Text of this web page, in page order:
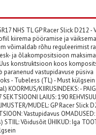
NHS TL GP Racer Slick D212
kiirema pööramise ja
võimaldab rõhu reguleerimist
ja õlakompositsioon
konstruktsioon koos
paranenud vastupidavuse püsiva
- Tubeless (TL) - Must külgsein
KOORMUS/KIIRUSINDEKS: -
SEKTSIOONI LAIUS: 190
MUDEL: GP Racer Slick
Vastupidavus
Võidusõit ÜHIKUD: Iga